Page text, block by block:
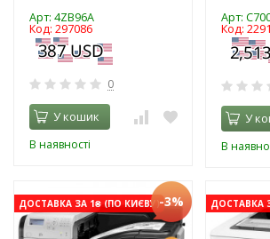
Арт: 4ZB96A
Код: 297086
0
У кошик
В наявності
Арт:
Код:
У
В
ДОСТАВКА ЗА 1₴ (ПО КИЄВУ)-3% ДОСТАВКА